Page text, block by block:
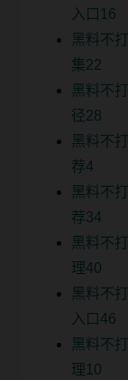
入口16
黑料不
集22
黑料不
径28
黑料不
荐4
黑料不
荐34
黑料不
理40
黑料不
入口46
黑料不
理10